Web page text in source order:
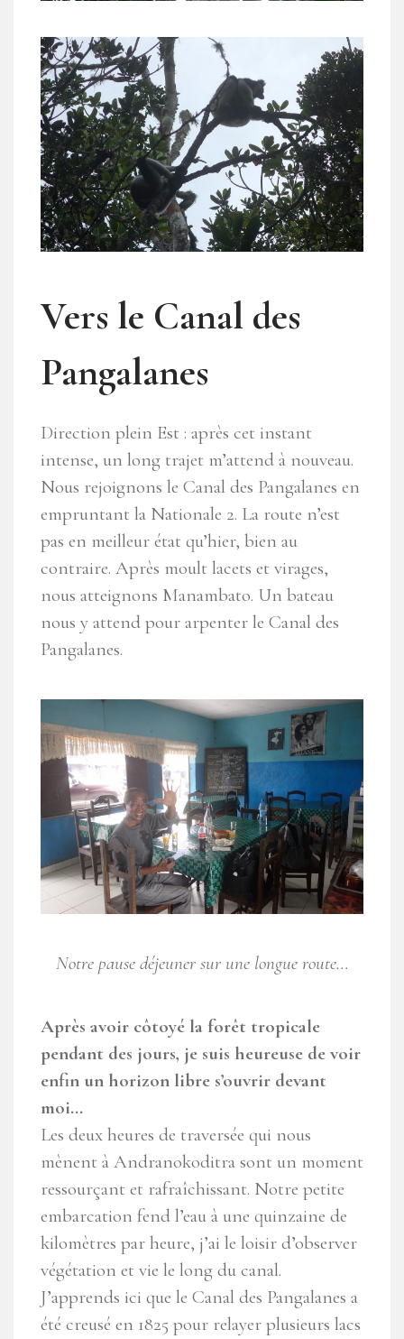
Vers le Canal des
Pangalanes
Direction plein Est : après cet instant
intense, un long trajet m’attend à nouveau.
Nous rejoignons le Canal des Pangalanes en
empruntant la Nationale 2. La route n’est
pas en meilleur état qu’hier, bien au
contraire. Après moult lacets et virages,
nous atteignons Manambato. Un bateau
nous y attend pour arpenter le Canal des
Pangalanes.
Notre pause déjeuner sur une longue route…
Après avoir côtoyé la forêt tropicale
pendant des jours, je suis heureuse de voir
enfin un horizon libre s’ouvrir devant
moi…
Les deux heures de traversée qui nous
mènent à Andranokoditra sont un moment
ressourçant et rafraîchissant. Notre petite
embarcation fend l’eau à une quinzaine de
kilomètres par heure, j’ai le loisir d’observer
végétation et vie le long du canal.
J’apprends ici que le Canal des Pangalanes a
été creusé en 1825 pour relayer plusieurs lacs